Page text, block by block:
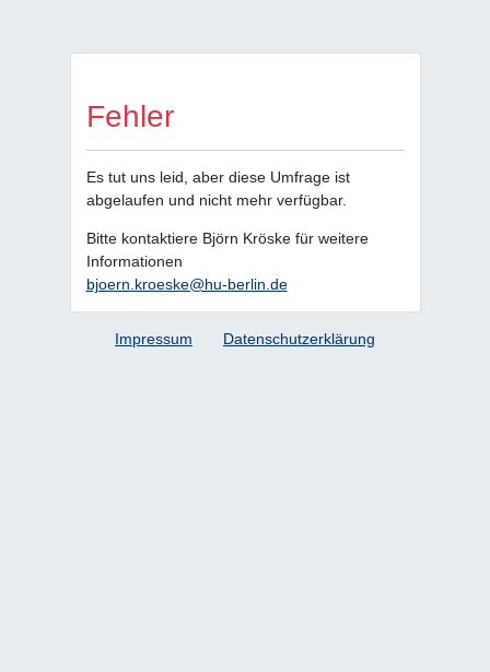
Fehler
Es tut uns leid, aber diese Umfrage ist
abgelaufen und nicht mehr verfügbar.
Bitte kontaktiere Björn Kröske für weitere
Informationen
bjoern.kroeske@hu-berlin.de
Impressum Datenschutzerklärung